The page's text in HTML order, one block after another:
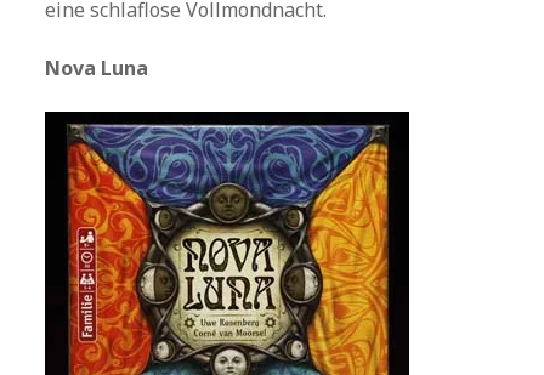
eine schlaflose Vollmondnacht.
Nova Luna